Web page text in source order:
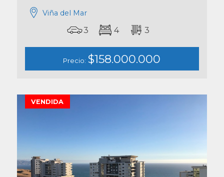
Viña del Mar
3 4 3
Precio: $158.000.000
VENDIDA